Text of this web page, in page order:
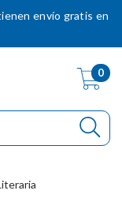
envío gratis en
0